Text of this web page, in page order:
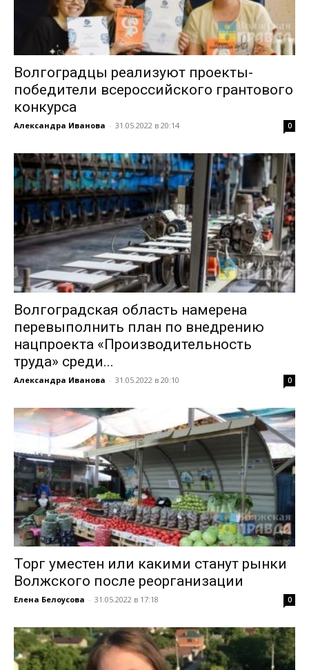
Волгоградцы реализуют проекты-
победители всероссийского грантового
конкурса
Александра Иванова - 31.05.2022 в 20:14 0
Волгоградская область намерена
перевыполнить план по внедрению
нацпроекта «Производительность
труда» среди...
Александра Иванова - 31.05.2022 в 20:10 0
Торг уместен или какими станут рынки
Волжского после реорганизации
Елена Белоусова - 31.05.2022 в 17:18 0